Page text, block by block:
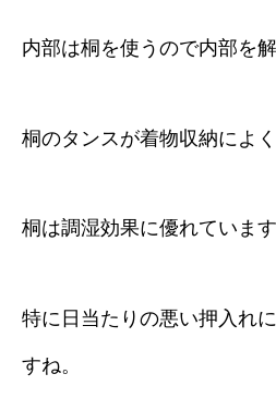
内部は桐を使うので内部を解
桐のタンスが着物収納によ
桐は調湿効果に優れています
特に日当たりの悪い押入れ
すね。